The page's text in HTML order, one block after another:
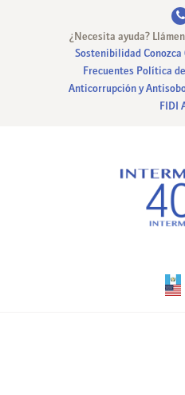
¿Necesita ayuda?
Sostenibilidad Conozca
Frecuentes Política
Anticorrupción y
FIDI
PAGO EN